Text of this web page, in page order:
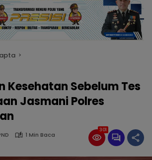
Kesehatan Sebelum Tes
Jasmani Polres
1 Min Baca
301